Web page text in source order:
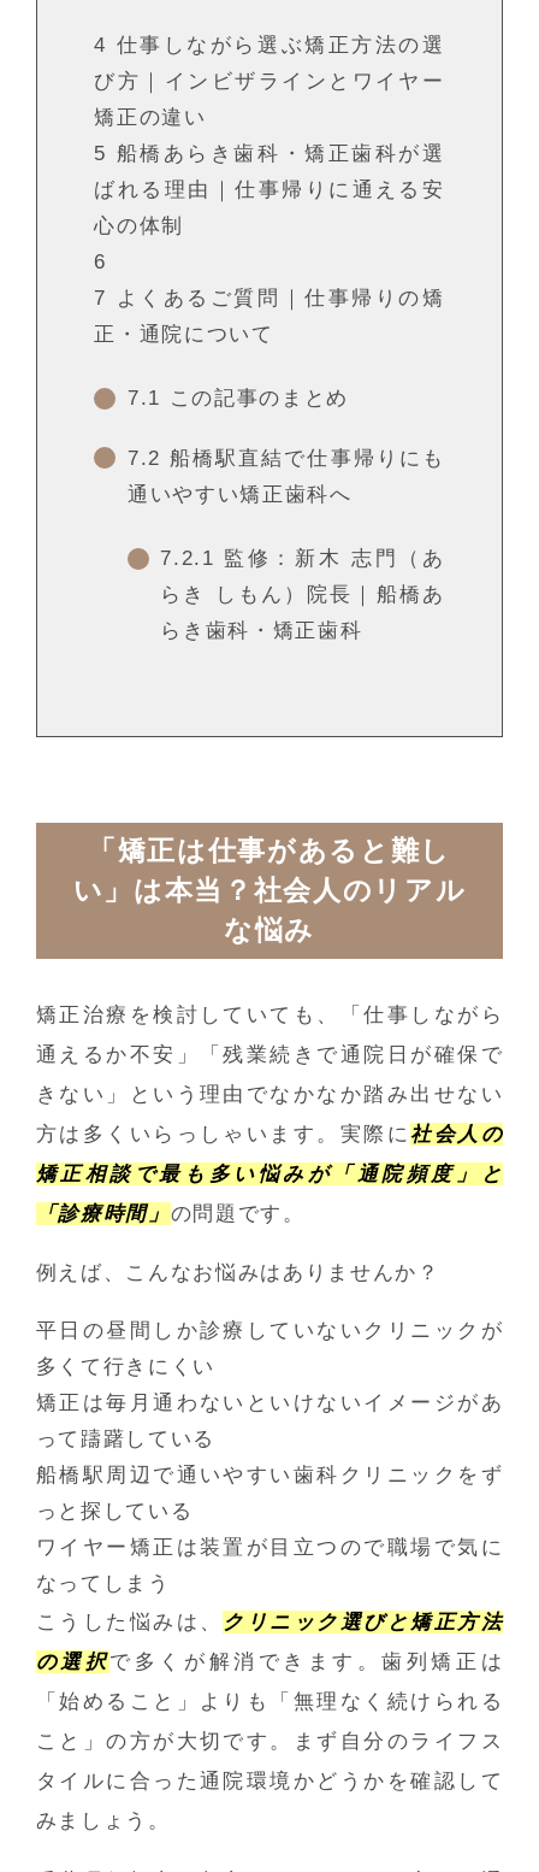
4 仕事しながら選ぶ矯正方法の選
び方｜インビザラインとワイヤー
矯正の違い
5 船橋あらき歯科・矯正歯科が選
ばれる理由｜仕事帰りに通える安
心の体制
6
7
よくあるご質問｜仕事帰りの矯
正・通院について
7.1 この記事のまとめ
7.2 船橋駅直結で仕事帰りにも
通いやすい矯正歯科へ
7.2.1 監修：新木 志門（あ
らき しもん）院長｜船橋あ
らき歯科・矯正歯科
「矯正は仕事があると難し
い」は本当？社会人のリアル
な悩み
矯正治療を検討していても、「仕事しながら
通えるか不安」「残業続きで通院日が確保で
きない」という理由でなかなか踏み出せない
方は多くいらっしゃいます。実際に社会人の
矯正相談で最も多い悩みが「通院頻度」と
「診療時間」 の問題です。
例えば、こんなお悩みはありませんか？
平日の昼間しか診療していないクリニックが
多くて行きにくい
矯正は毎月通わないといけないイメージがあ
って躊躇している
船橋駅周辺で通いやすい歯科クリニックをず
っと探している
ワイヤー矯正は装置が目立つので職場で気に
なってしまう
こうした悩みは、
クリニック選びと矯正方法
の選択で多くが解消できます。歯列矯正は
「始めること」よりも「無理なく続けられる
こと」の方が大切です。まず自分のライフス
タイルに合った通院環境かどうかを確認して
みましょう。